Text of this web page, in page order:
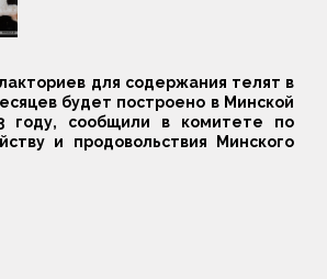
для содержания телят в
будет построено в Минской
году, сообщили в комитете по
и продовольствия Минского